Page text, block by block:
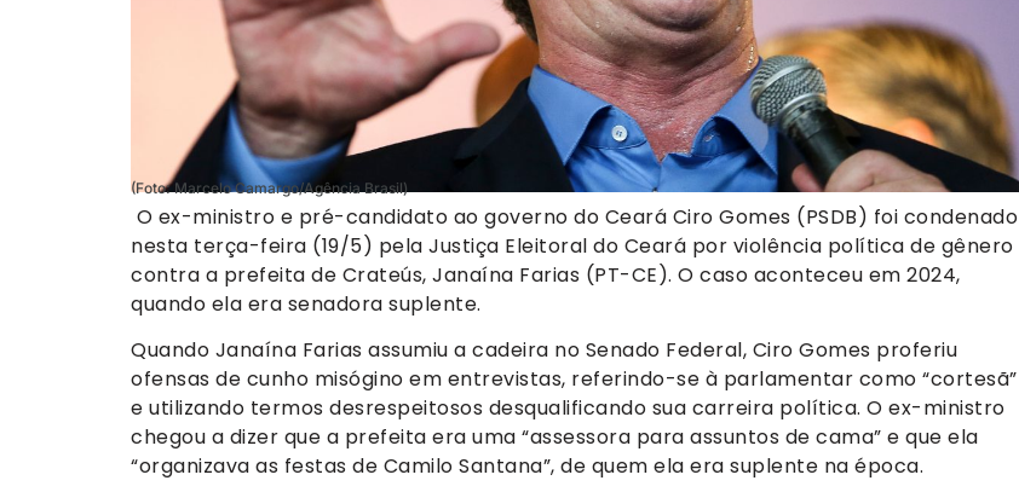
(Foto: Marcelo Camargo/Agência Brasil)
O ex-ministro e pré-candidato ao governo do Ceará Ciro Gomes (PSDB) foi condenado
nesta terça-feira (19/5) pela Justiça Eleitoral do Ceará por violência política de gênero
contra a prefeita de Crateús, Janaína Farias (PT-CE). O caso aconteceu em 2024,
quando ela era senadora suplente.
Quando Janaína Farias assumiu a cadeira no Senado Federal, Ciro Gomes proferiu
ofensas de cunho misógino em entrevistas, referindo-se à parlamentar como “cortesã”
e utilizando termos desrespeitosos desqualificando sua carreira política. O ex-ministro
chegou a dizer que a prefeita era uma “assessora para assuntos de cama” e que ela
“organizava as festas de Camilo Santana”, de quem ela era suplente na época.